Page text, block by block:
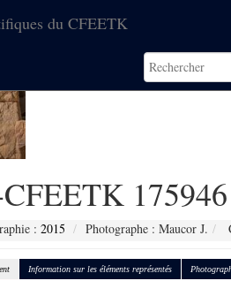
du CFEETK
175946
: 2015 Photographe : Maucor J.
Information sur les éléments représentés